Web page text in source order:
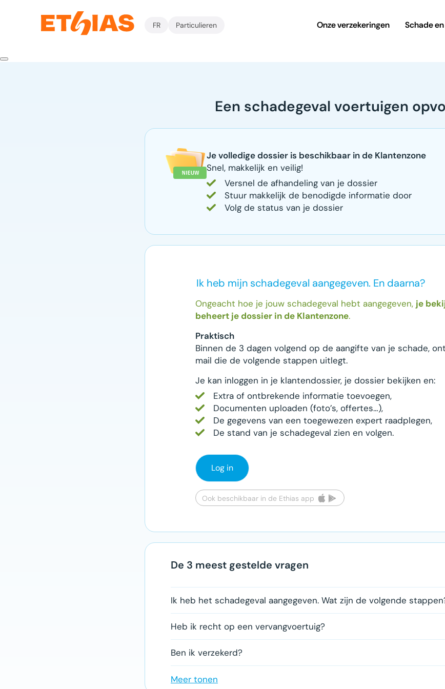
FR Particulieren Onze verzekeringen Schade
Een schadegeval voertuigen
Je volledige dossier is beschikbaar in de Klantenzone
Snel, makkelijk en veilig!
Versnel de afhandeling van je dossier
Stuur makkelijk de benodigde informatie door
Volg de status van je dossier
Ik heb mijn schadegeval aangegeven. En daarna?
Ongeacht hoe je jouw schadegeval hebt aangegeven, je
beheert je dossier in de Klantenzone.
Praktisch
Binnen de 3 dagen volgend op de aangifte van je schade,
mail die de volgende stappen uitlegt.
Je kan inloggen in je klantendossier, je dossier bekijken en:
Extra of ontbrekende informatie toevoegen,
Documenten uploaden (foto’s, offertes…),
De gegevens van een toegewezen expert raadplegen,
De stand van je schadegeval zien en volgen.
Log in
Ook beschikbaar in de Ethias app
De 3 meest gestelde vragen
Ik heb het schadegeval aangegeven. Wat zijn de volgende
Heb ik recht op een vervangvoertuig?
Ben ik verzekerd?